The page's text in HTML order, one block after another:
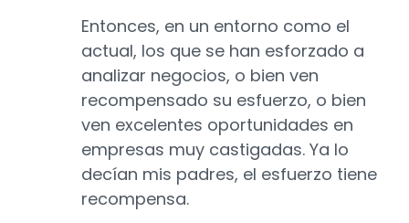
Entonces, en un entorno como el
actual, los que se han esforzado a
analizar negocios, o bien ven
recompensado su esfuerzo, o bien
ven excelentes oportunidades en
empresas muy castigadas. Ya lo
decían mis padres, el esfuerzo tiene
recompensa.